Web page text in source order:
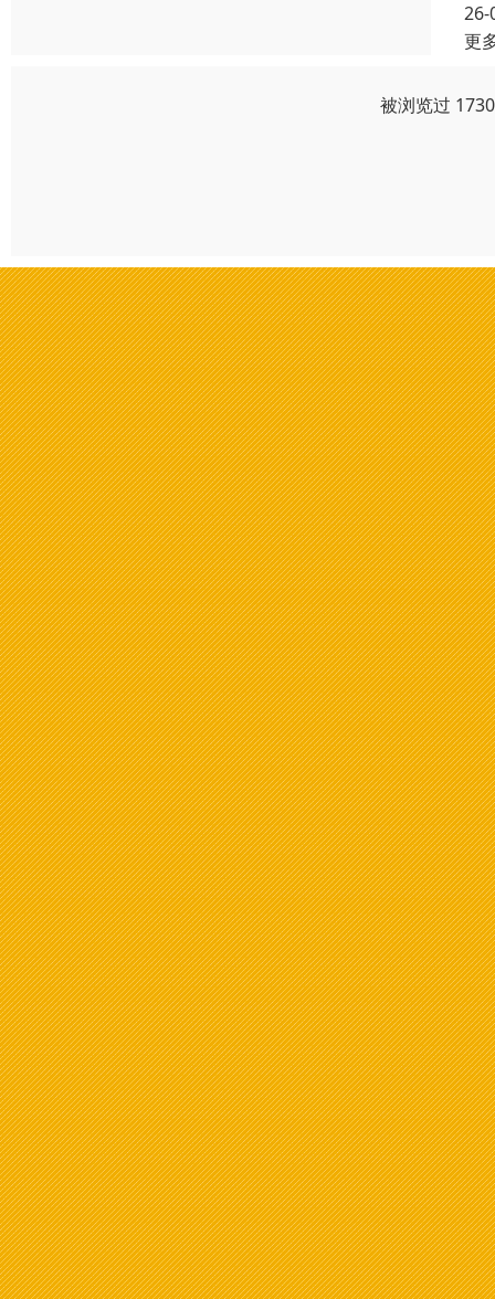
26-
更
被浏览过